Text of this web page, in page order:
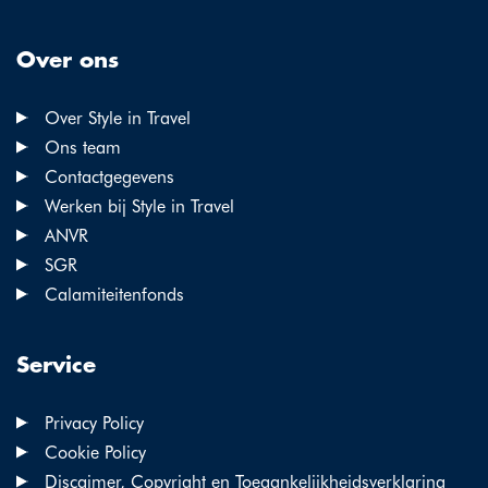
Over ons
Over Style in Travel
Ons team
Contactgegevens
Werken bij Style in Travel
ANVR
SGR
Calamiteitenfonds
Service
Privacy Policy
Cookie Policy
Discaimer, Copyright en Toegankelijkheidsverklaring